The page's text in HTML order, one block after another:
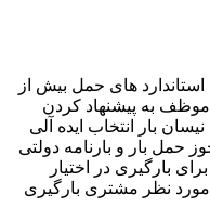
های حمل بیش از
به پیشنهاد کردن
بار انتخاب ایده آلی
بار و بارنامه دولتی
بارگیری در اختیار
نظر مشتری بارگیری